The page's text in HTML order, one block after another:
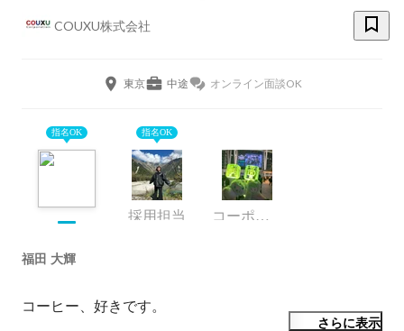
COUXU株式会社
東京 中途 オンライン面談OK
指名OK 指名OK
採用担当 コーポレート・スタッフ
福田 大輝
コーヒー、好きです。
さらに表示